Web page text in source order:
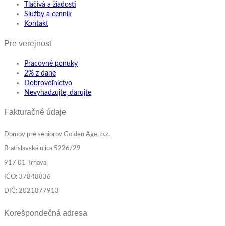
Tlačivá a žiadosti
Služby a cenník
Kontakt
Pre verejnosť
Pracovné ponuky
2% z dane
Dobrovoľníctvo
Nevyhadzujte, darujte
Fakturačné údaje
Domov pre seniorov Golden Age, o.z.
Bratislavská ulica 5226/29
917 01 Trnava
IČO: 37848836
DIČ: 2021877913
Korešpondečná adresa